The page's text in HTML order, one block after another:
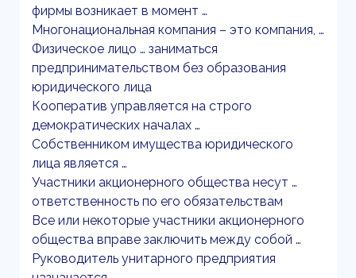
фирмы возникает в момент …
Многонациональная компания – это компания, …
Физическое лицо … заниматься
предпринимательством без образования
юридического лица
Кооператив управляется на строго
демократических началах …
Собственником имущества юридического
лица является …
Участники акционерного общества несут …
ответственность по его обязательствам
Все или некоторые участники акционерного
общества вправе заключить между собой …
Руководитель унитарного предприятия